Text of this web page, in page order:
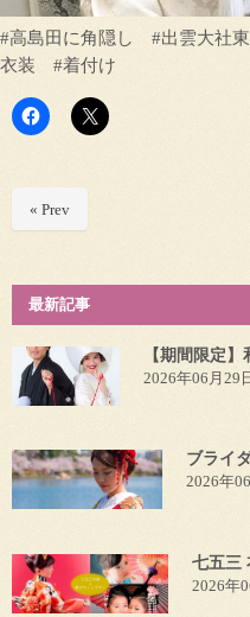
#高島田に角隠し #出雲大社
衣装 #着付け
« Prev
最新記事
【期間限定
2026年06月29
ブライ
2026年
七五三
2026年